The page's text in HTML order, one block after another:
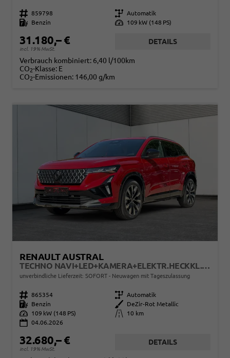
Fahrzeugnr. 859798 Getriebe Automatik
Kraftstoff
Benzin Leistung 109 kW (148 PS)
31.180,– €
incl. 19% MwSt.
DETAILS
Verbrauch kombiniert: 6,40 l/100km
CO2-Klasse: E
CO2-Emissionen: 146,00 g/km
RENAULT AUSTRAL
TECHNO NAVI+LED+KAMERA+ELEKTR.HECKKL.+19"LM
unverbindliche Lieferzeit: SOFORT Neuwagen mit Tageszulassung
Fahrzeugnr. 865354 Getriebe Automatik
Kraftstoff
Benzin Außenfarbe
DeZir-Rot Metallic
Leistung
109 kW (148 PS) Kilometerstand
10 km
04.06.2026
32.680,– €
incl. 19% MwSt.
DETAILS